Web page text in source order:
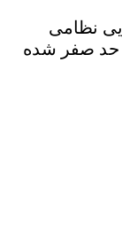
نظامی
حد صفر شده